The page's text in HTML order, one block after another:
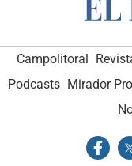
Campolitoral
Podcasts Mirador